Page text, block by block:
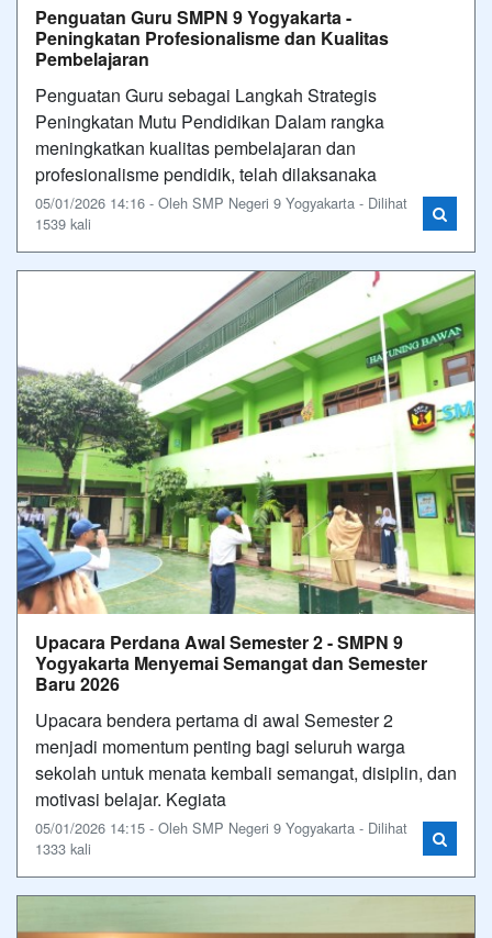
Penguatan Guru SMPN 9 Yogyakarta -
Peningkatan Profesionalisme dan Kualitas
Pembelajaran
Penguatan Guru sebagai Langkah Strategis
Peningkatan Mutu Pendidikan Dalam rangka
meningkatkan kualitas pembelajaran dan
profesionalisme pendidik, telah dilaksanaka
05/01/2026 14:16 - Oleh SMP Negeri 9 Yogyakarta - Dilihat
1539 kali
Upacara Perdana Awal Semester 2 - SMPN 9
Yogyakarta Menyemai Semangat dan Semester
Baru 2026
Upacara bendera pertama di awal Semester 2
menjadi momentum penting bagi seluruh warga
sekolah untuk menata kembali semangat, disiplin, dan
motivasi belajar. Kegiata
05/01/2026 14:15 - Oleh SMP Negeri 9 Yogyakarta - Dilihat
1333 kali